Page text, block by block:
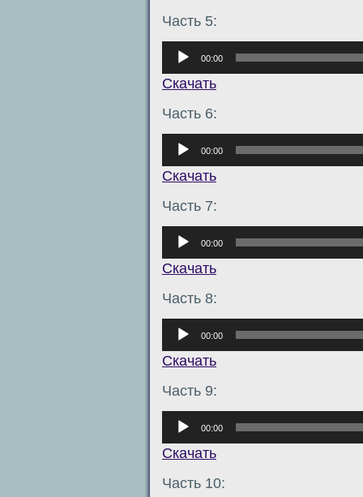
Часть 5:
Аудиоплеер
00:00
Скачать
Часть 6:
Аудиоплеер
00:00
Скачать
Часть 7:
Аудиоплеер
00:00
Скачать
Часть 8:
Аудиоплеер
00:00
Скачать
Часть 9:
Аудиоплеер
00:00
Скачать
Часть 10: